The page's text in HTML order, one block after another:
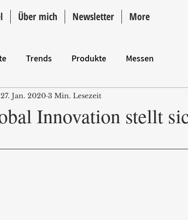
Über mich Newsletter More
Trends Produkte Messen
Intro
Innovation stellt
27. Jan. 2020 3 Min. Lesezeit